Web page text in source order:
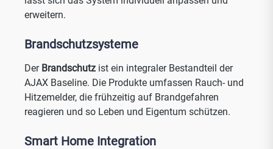
erweitern.
Brandschutzsysteme
Der Brandschutz ist ein integraler Bestandteil der
AJAX Baseline. Die Produkte umfassen Rauch- und
Hitzemelder, die frühzeitig auf Brandgefahren
reagieren und so Leben und Eigentum schützen.
Smart Home Integration